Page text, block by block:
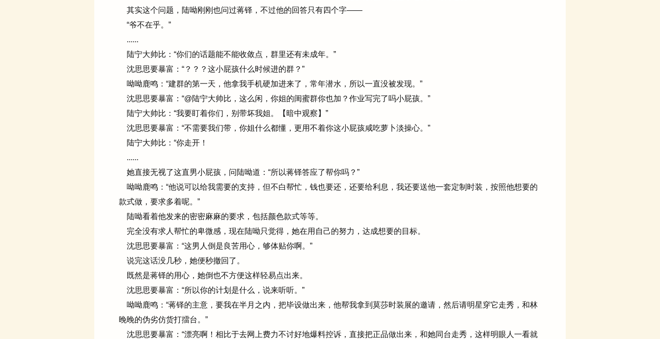
其实这个问题，陆呦刚刚也问过蒋铎，不过他的回答只有四个字——
“爷不在乎。”
......
陆宁大帅比：“你们的话题能不能收敛点，群里还有未成年。”
沈思思要暴富：“？？？这小屁孩什么时候进的群？”
呦呦鹿鸣：“建群的第一天，他拿我手机硬加进来了，常年潜水，所以一直没被发现。”
沈思思要暴富：“@陆宁大帅比，这么闲，你姐的闺蜜群你也加？作业写完了吗小屁孩。”
陆宁大帅比：“我要盯着你们，别带坏我姐。【暗中观察】”
沈思思要暴富：“不需要我们带，你姐什么都懂，更用不着你这小屁孩咸吃萝卜淡操心。”
陆宁大帅比：“你走开！
......
她直接无视了这直男小屁孩，问陆呦道：“所以蒋铎答应了帮你吗？”
呦呦鹿鸣：“他说可以给我需要的支持，但不白帮忙，钱也要还，还要给利息，我还要送他一套定制时装，按照他想要的
款式做，要求多着呢。”
陆呦看着他发来的密密麻麻的要求，包括颜色款式等等。
完全没有求人帮忙的卑微感，现在陆呦只觉得，她在用自己的努力，达成想要的目标。
沈思思要暴富：“这男人倒是良苦用心，够体贴你啊。”
说完这话没几秒，她便秒撤回了。
既然是蒋铎的用心，她倒也不方便这样轻易点出来。
沈思思要暴富：“所以你的计划是什么，说来听听。”
呦呦鹿鸣：“蒋铎的主意，要我在半月之内，把毕设做出来，他帮我拿到莫莎时装展的邀请，然后请明星穿它走秀，和林
晚晚的伪劣仿货打擂台。”
沈思思要暴富：“漂亮啊！相比于去网上费力不讨好地爆料控诉，直接把正品做出来，和她同台走秀，这样明眼人一看就